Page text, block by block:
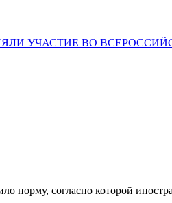
УЧАСТИЕ ВО
норму, согласно которой